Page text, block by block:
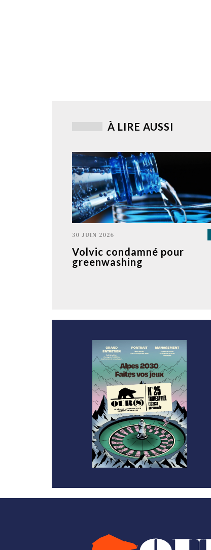
À LIRE AUSSI
30 JUIN 2026
Volvic condamné pour
greenwashing